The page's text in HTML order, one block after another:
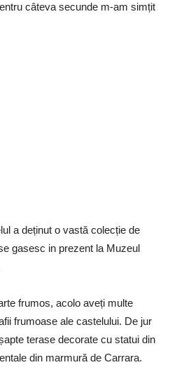
câteva secunde m-am simțit
a deținut o vastă colecție de
gasesc in prezent la Muzeul
frumos, acolo aveți multe
frumoase ale castelului. De jur
terase decorate cu statui din
din marmură de Carrara.